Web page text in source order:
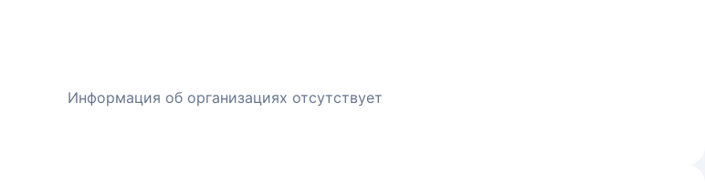
Информация об организациях отсутствует